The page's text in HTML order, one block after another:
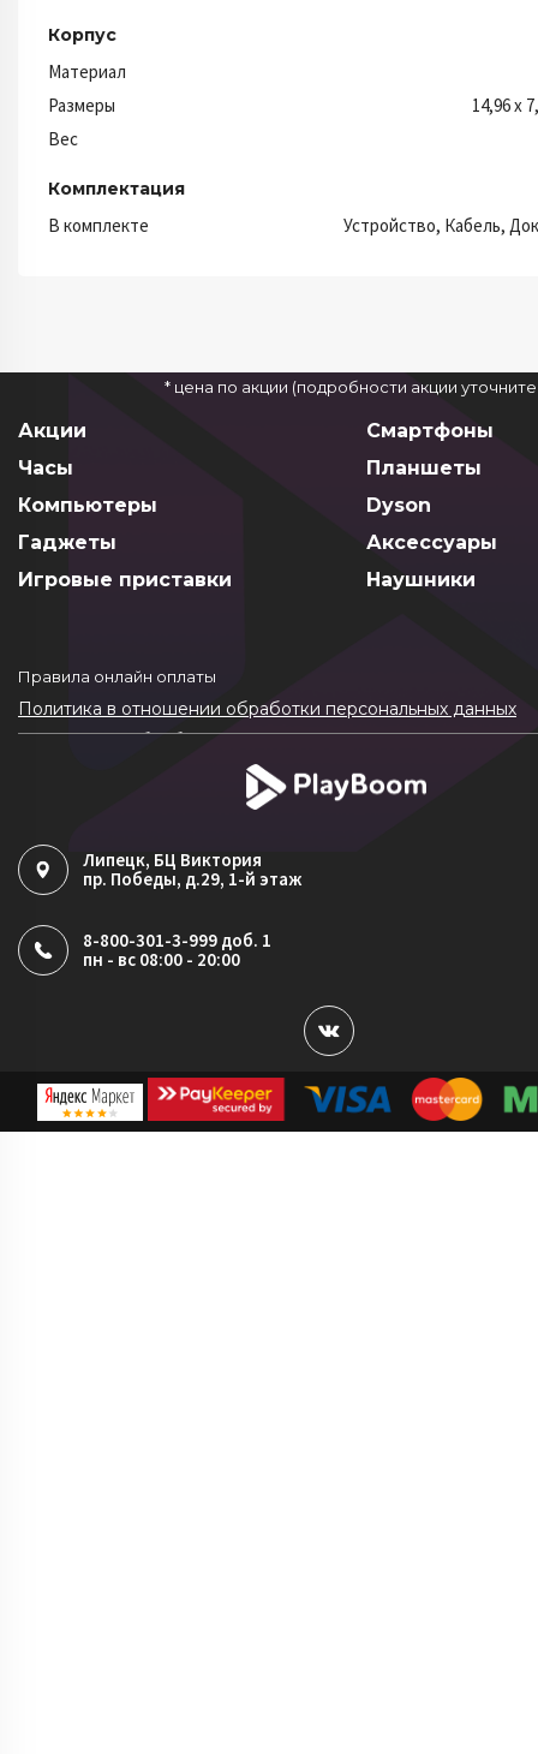
Корпус
Материал
Размеры
14,96 x
Вес
Комплектация
В комплекте Устройство, Кабель,
* цена по акции (подробности акции
Акции
Смартфоны
Часы
Планшеты
Компьютеры
Dyson
Гаджеты
Аксессуары
Игровые приставки
Наушники
Правила онлайн оплаты
Политика в отношении обработки персональных данных
Согласие на обработку ПДн
Политика обработки файлов cookie
Липецк, БЦ Виктория
пр. Победы, д.29, 1-й этаж
8-800-301-3-999 доб. 1
пн - вс 08:00 - 20:00